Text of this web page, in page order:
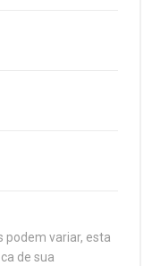
podem variar, esta
de sua